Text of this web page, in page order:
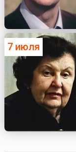
7 июля